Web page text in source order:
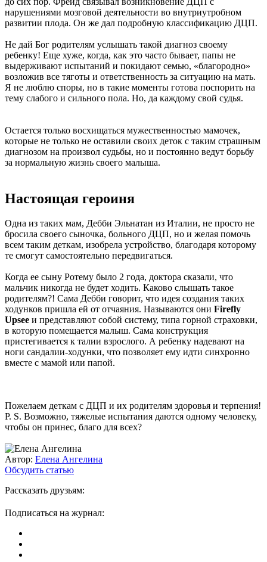
нарушениями мозговой деятельности во внутриутробном
развитии плода. Он же дал подробную классификацию ДЦП.
Не дай Бог родителям услышать такой диагноз своему
ребенку! Еще хуже, когда, как это часто бывает, папы не
выдерживают испытаний и покидают семью, «благородно»
возложив все тяготы и ответственность за ситуацию на мать.
Я не люблю споры, но в такие моменты готова поспорить на
тему слабого и сильного пола. Но, да каждому свой судья.
Остается только восхищаться мужественностью мамочек,
которые не только не оставили своих деток с таким страшным
диагнозом на произвол судьбы, но и постоянно ведут борьбу
за нормальную жизнь своего малыша.
Настоящая героиня
Одна из таких мам, Дебби Эльнатан из Италии, не просто не
бросила своего сыночка, больного ДЦП, но и желая помочь
всем таким деткам, изобрела устройство, благодаря которому
те смогут самостоятельно передвигаться.
Когда ее сыну Ротему было 2 года, доктора сказали, что
мальчик никогда не будет ходить. Каково слышать такое
родителям?! Сама Дебби говорит, что идея создания таких
ходунков пришла ей от отчаяния. Называются они Firefly
Upsee и представляют собой систему, типа горной страховки,
в которую помещается малыш. Сама конструкция
пристегивается к талии взрослого. А ребенку надевают на
ноги сандалии-ходунки, что позволяет ему идти синхронно
вместе с мамой или папой.
Пожелаем деткам с ДЦП и их родителям здоровья и терпения!
P. S. Возможно, тяжелые испытания даются одному человеку,
чтобы он принес, благо для всех?
Автор: Елена Ангелина
Обсудить статью
Рассказать друзьям:
Подписаться на журнал: